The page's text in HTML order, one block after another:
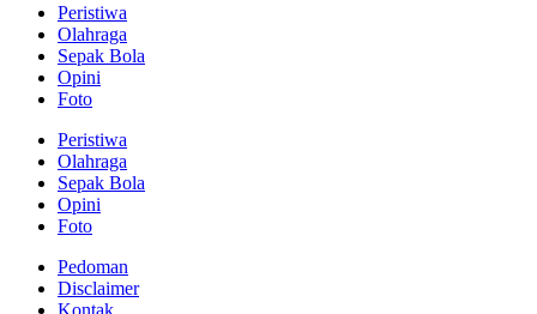
Peristiwa
Olahraga
Sepak Bola
Opini
Foto
Peristiwa
Olahraga
Sepak Bola
Opini
Foto
Pedoman
Disclaimer
Kontak